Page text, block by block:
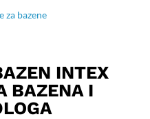
za bazene
INTEX
BAZENA I